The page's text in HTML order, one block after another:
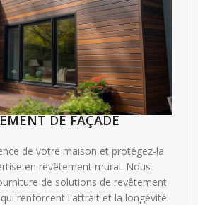
DE FAÇADE
de votre maison et protégez-la
en revêtement mural. Nous
de solutions de revêtement
renforcent l'attrait et la longévité